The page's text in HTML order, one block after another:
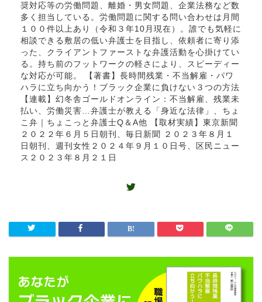
奨対応等の労働問題、離婚・男女問題、企業法務など数
多く担当している。労働問題に関する問い合わせは月間
１００件以上あり（令和３年10月現在）。誰でも気軽に
相談できる敷居の低い弁護士を目指し、依頼者に寄り添
った、クライアントファーストな弁護活動を心掛けてい
る。持ち前のフットワークの軽さにより、スピーディー
な対応が可能。 【著書】長時間残業・不当解雇・パワ
ハラに立ち向かう！ブラック企業に負けない３つの方法
【連載】幻冬舎ゴールドオンライン：不当解雇、残業未
払い、労働災害…弁護士が教える「身近な法律」、ちょ
こ弁｜ちょこっと弁護士Q＆A他 【取材実績】東京新聞
２０２２年６月５日朝刊、毎日新聞 ２０２３年８月１
日朝刊、週刊女性２０２４年９月１０日号、区民ニュー
ス２０２３年８月２１日